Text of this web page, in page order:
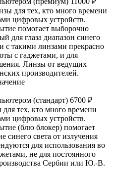
для тех, кто много времени
цифровых устройств.
помогает выборочно
для глаза диапазон синего
с такими линзами прекрасно
с гаджетами, и для
Линзы от ведущих
производителей.
(стандарт) 6700 ₽
тех, кто много времени
цифровых устройств.
(блю блокер) помогает
синего света от излучения
для использования во
не для постоянного
Сербии или Ю.-В.